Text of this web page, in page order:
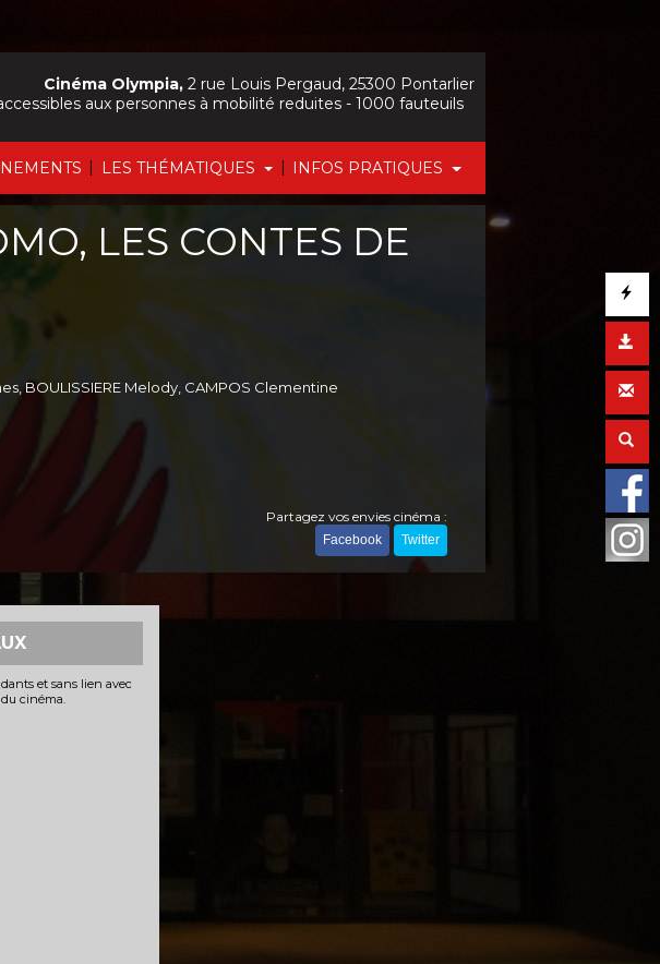
| LES THÉMATIQUES | INFOS PRATIQUES
Cinéma Olympia, 2 rue Louis Pergaud, 25300 Pontarlier
aux personnes à mobilité reduites - 1000 fauteuils
LES CONTES DE
BOULISSIERE Melody, CAMPOS Clementine
Partagez vos envies cinéma :
Facebook Twitter
et sans lien avec
cinéma.